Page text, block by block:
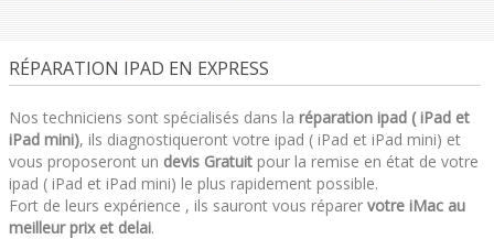
RÉPARATION IPAD EN EXPRESS
Nos techniciens sont spécialisés dans la réparation ipad ( iPad et
iPad mini), ils diagnostiqueront votre ipad ( iPad et iPad mini) et
vous proposeront un devis Gratuitpour la remise en état de votre
ipad ( iPad et iPad mini) le plus rapidement possible.
Fort de leurs expérience , ils sauront vous réparer votre iMac au
meilleur prix et delai.